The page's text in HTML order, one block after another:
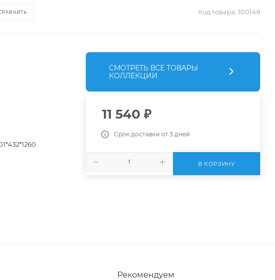
Код товара: 100148
СМОТРЕТЬ ВСЕ ТОВАРЫ
КОЛЛЕКЦИИ
11 540 ₽
Срок доставки от 3 дней
В КОРЗИНУ
Рекомендуем